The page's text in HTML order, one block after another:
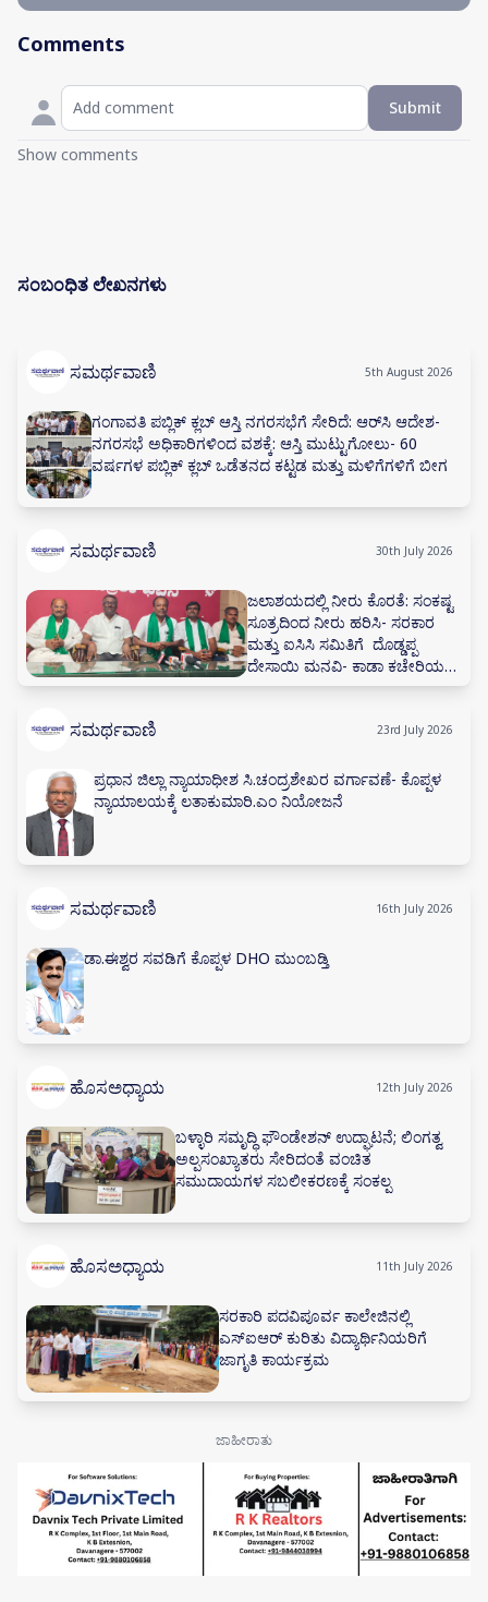
Comments
Submit
Show comments
ಸಂಬಂಧಿತ ಲೇಖನಗಳು
ಸಮರ್ಥವಾಣಿ 5th August 2026
ಗಂಗಾವತಿ ಪಬ್ಲಿಕ್ ಕ್ಲಬ್ ಆಸ್ತಿ ನಗರಸಭೆಗೆ ಸೇರಿದೆ: ಆರ್‌ಸಿ ಆದೇಶ-
ನಗರಸಭೆ ಅಧಿಕಾರಿಗಳಿಂದ ವಶಕ್ಕೆ: ಆಸ್ತಿ ಮುಟ್ಟುಗೋಲು- 60
ವರ್ಷಗಳ ಪಬ್ಲಿಕ್ ಕ್ಲಬ್ ಒಡೆತನದ ಕಟ್ಟಡ ಮತ್ತು ಮಳಿಗೆಗಳಿಗೆ ಬೀಗ
ಸಮರ್ಥವಾಣಿ 30th July 2026
ಜಲಾಶಯದಲ್ಲಿ ನೀರು ಕೊರತೆ: ಸಂಕಷ್ಟ
ಸೂತ್ರದಿಂದ ನೀರು ಹರಿಸಿ- ಸರಕಾರ
ಮತ್ತು ಐಸಿಸಿ ಸಮಿತಿಗೆ ದೊಡ್ಡಪ್ಪ
ದೇಸಾಯಿ ಮನವಿ- ಕಾಡಾ ಕಚೇರಿಯಲ್ಲಿ
ನೀರಾವರಿ ಸಲಹಾ ಸಮಿತಿ ಸಭೆ ನಡೆಸಲು
ಸಮರ್ಥವಾಣಿ 23rd July 2026
ಪ್ರಧಾನ ಜಿಲ್ಲಾ ನ್ಯಾಯಾಧೀಶ ಸಿ.ಚಂದ್ರಶೇಖರ ವರ್ಗಾವಣೆ- ಕೊಪ್ಪಳ
ನ್ಯಾಯಾಲಯಕ್ಕೆ ಲತಾಕುಮಾರಿ.ಎಂ ನಿಯೋಜನೆ
ಸಮರ್ಥವಾಣಿ 16th July 2026
ಡಾ.ಈಶ್ವರ ಸವಡಿಗೆ ಕೊಪ್ಪಳ DHO ಮುಂಬಡ್ತಿ
ಹೊಸಅಧ್ಯಾಯ 12th July 2026
ಬಳ್ಳಾರಿ ಸಮೃದ್ಧಿ ಫೌಂಡೇಶನ್ ಉದ್ಘಾಟನೆ; ಲಿಂಗತ್ವ
ಅಲ್ಪಸಂಖ್ಯಾತರು ಸೇರಿದಂತೆ ವಂಚಿತ
ಸಮುದಾಯಗಳ ಸಬಲೀಕರಣಕ್ಕೆ ಸಂಕಲ್ಪ
ಹೊಸಅಧ್ಯಾಯ 11th July 2026
ಸರಕಾರಿ ಪದವಿಪೂರ್ವ ಕಾಲೇಜಿನಲ್ಲಿ
ಎಸ್‌ಐಆರ್ ಕುರಿತು ವಿದ್ಯಾರ್ಥಿನಿಯರಿಗೆ
ಜಾಗೃತಿ ಕಾರ್ಯಕ್ರಮ